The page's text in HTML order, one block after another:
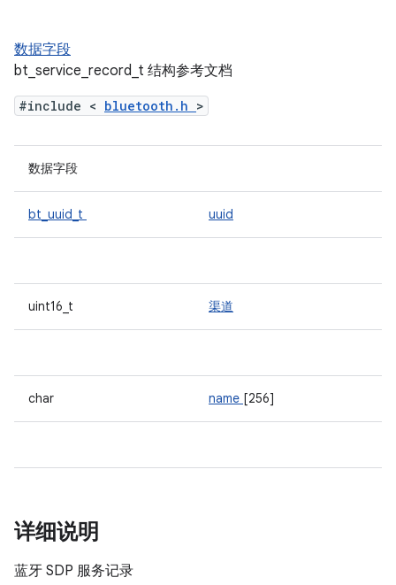
数据字段
bt_service_record_t 结构参考文档
#include < bluetooth.h >
数据字段
bt_uuid_t uuid
uint16_t 渠道
char name [256]
详细说明
蓝牙 SDP 服务记录